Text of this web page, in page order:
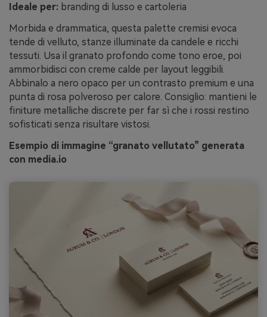
Ideale per: branding di lusso e cartoleria
Morbida e drammatica, questa palette cremisi evoca
tende di velluto, stanze illuminate da candele e ricchi
tessuti. Usa il granato profondo come tono eroe, poi
ammorbidisci con creme calde per layout leggibili.
Abbinalo a nero opaco per un contrasto premium e una
punta di rosa polveroso per calore. Consiglio: mantieni le
finiture metalliche discrete per far sì che i rossi restino
sofisticati senza risultare vistosi.
Esempio di immagine “granato vellutato” generata
con media.io